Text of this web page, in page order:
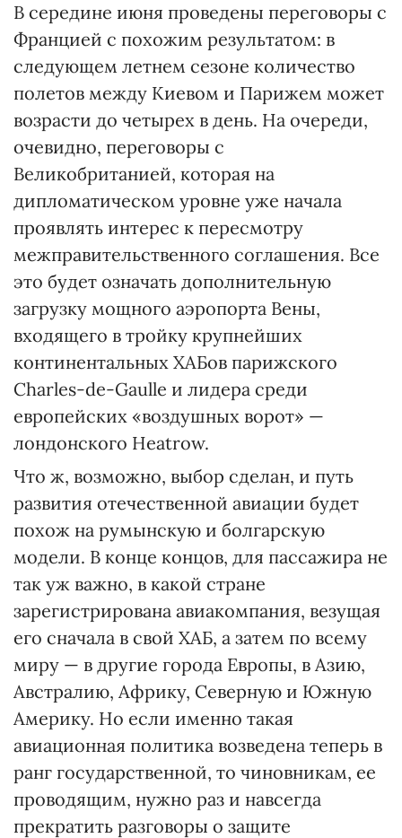
В середине июня проведены переговоры с
Францией с похожим результатом: в
следующем летнем сезоне количество
полетов между Киевом и Парижем может
возрасти до четырех в день. На очереди,
очевидно, переговоры с
Великобританией, которая на
дипломатическом уровне уже начала
проявлять интерес к пересмотру
межправительственного соглашения. Все
это будет означать дополнительную
загрузку мощного аэропорта Вены,
входящего в тройку крупнейших
континентальных ХАБов парижского
Charles-de-Gaulle и лидера среди
европейских «воздушных ворот» —
лондонского Heatrow.
Что ж, возможно, выбор сделан, и путь
развития отечественной авиации будет
похож на румынскую и болгарскую
модели. В конце концов, для пассажира не
так уж важно, в какой стране
зарегистрирована авиакомпания, везущая
его сначала в свой ХАБ, а затем по всему
миру — в другие города Европы, в Азию,
Австралию, Африку, Северную и Южную
Америку. Но если именно такая
авиационная политика возведена теперь в
ранг государственной, то чиновникам, ее
проводящим, нужно раз и навсегда
прекратить разговоры о защите